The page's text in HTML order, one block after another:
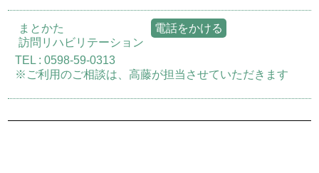
まとかた
訪問リハビリテーション
電話をかける
TEL : 0598-59-0313
※ご利用のご相談は、高藤が担当させていただきます